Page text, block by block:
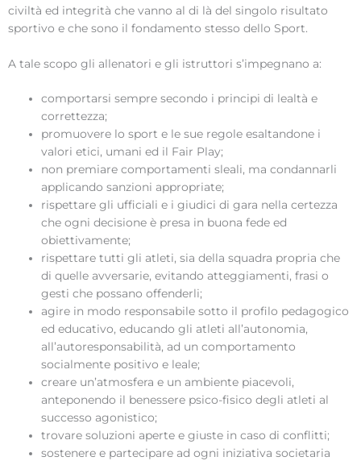
civiltà ed integrità che vanno al di là del singolo risultato
sportivo e che sono il fondamento stesso dello Sport.
A tale scopo gli allenatori e gli istruttori s’impegnano a:
comportarsi sempre secondo i principi di lealtà e
correttezza;
promuovere lo sport e le sue regole esaltandone i
valori etici, umani ed il Fair Play;
non premiare comportamenti sleali, ma condannarli
applicando sanzioni appropriate;
rispettare gli ufficiali e i giudici di gara nella certezza
che ogni decisione è presa in buona fede ed
obiettivamente;
rispettare tutti gli atleti, sia della squadra propria che
di quelle avversarie, evitando atteggiamenti, frasi o
gesti che possano offenderli;
agire in modo responsabile sotto il profilo pedagogico
ed educativo, educando gli atleti all’autonomia,
all’autoresponsabilità, ad un comportamento
socialmente positivo e leale;
creare un’atmosfera e un ambiente piacevoli,
anteponendo il benessere psico-fisico degli atleti al
successo agonistico;
trovare soluzioni aperte e giuste in caso di conflitti;
sostenere e partecipare ad ogni iniziativa societaria